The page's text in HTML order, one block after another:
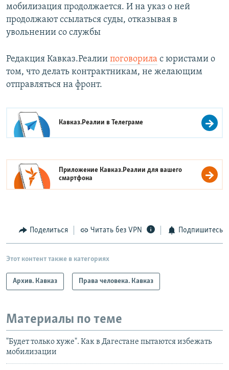
мобилизация продолжается. И на указ о ней
продолжают ссылаться суды, отказывая в
увольнении со службы
Редакция Кавказ.Реалии поговорила с юристами о
том, что делать контрактникам, не желающим
отправляться на фронт.
Кавказ.Реалии вТелеграме
Приложение Кавказ.Реалии для вашего
смартфона
Поделиться Читать без VPN Подпишитесь
Этот контент также в категориях
Архив. Кавказ Права человека. Кавказ
Материалы по теме
"Будет только хуже". Как в Дагестане пытаются избежать
мобилизации